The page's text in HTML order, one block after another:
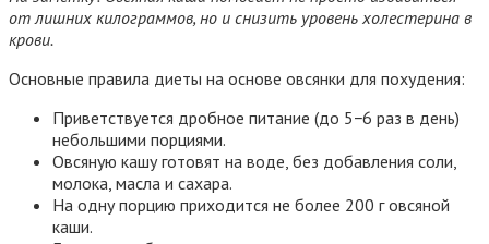
от лишних килограммов, но и снизить уровень холестерина в
крови.
Основные правила диеты на основе овсянки для похудения:
Приветствуется дробное питание (до 5−6 раз в день)
небольшими порциями.
Овсяную кашу готовят на воде, без добавления соли,
молока, масла и сахара.
На одну порцию приходится не более 200 г овсяной
каши.